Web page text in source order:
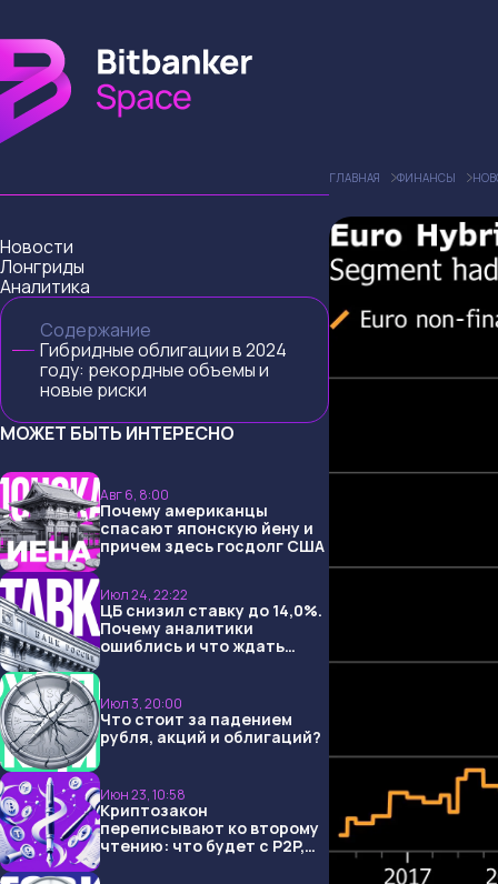
Новости
Лонгриды
Аналитика
Содержание
Гибридные облигации в 2024
году: рекордные объемы и
новые риски
МОЖЕТ БЫТЬ ИНТЕРЕСНО
Авг 6, 8:00
Почему американцы
спасают японскую йену и
причем здесь госдолг США
Июл 24, 22:22
ЦБ снизил ставку до 14,0%.
Почему аналитики
ошиблись и что ждать
Июл 3, 20:00
Что стоит за падением
рубля, акций и облигаций?
Июн 23, 10:58
Криптозакон
переписывают ко второму
чтению: что будет с P2P,
ГЛАВНАЯ ФИНАНСЫ